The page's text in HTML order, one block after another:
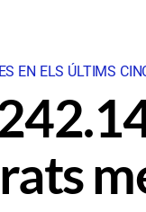
EN ELS ÚLTIMS